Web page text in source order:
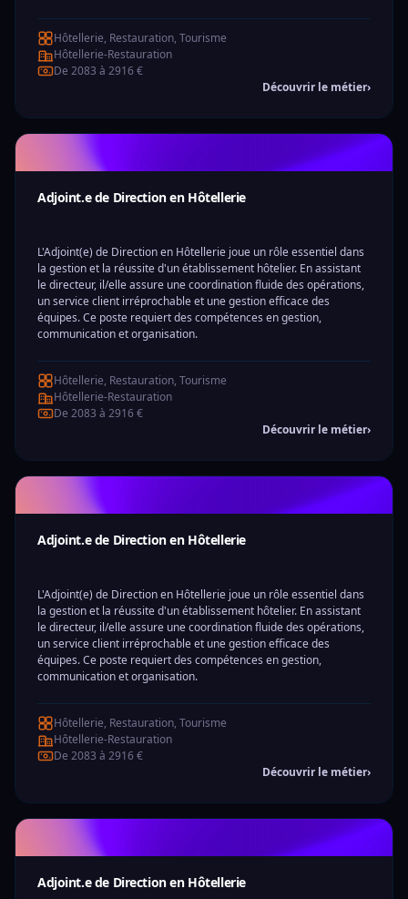
Hôtellerie, Restauration, Tourisme
Hôtellerie-Restauration
De 2083 à 2916 €
Découvrir le métier›
Adjoint.e de Direction en Hôtellerie
L'Adjoint(e) de Direction en Hôtellerie joue un rôle essentiel dans
la gestion et la réussite d'un établissement hôtelier. En assistant
le directeur, il/elle assure une coordination fluide des opérations,
un service client irréprochable et une gestion efficace des
équipes. Ce poste requiert des compétences en gestion,
communication et organisation.
Hôtellerie, Restauration, Tourisme
Hôtellerie-Restauration
De 2083 à 2916 €
Découvrir le métier›
Adjoint.e de Direction en Hôtellerie
L'Adjoint(e) de Direction en Hôtellerie joue un rôle essentiel dans
la gestion et la réussite d'un établissement hôtelier. En assistant
le directeur, il/elle assure une coordination fluide des opérations,
un service client irréprochable et une gestion efficace des
équipes. Ce poste requiert des compétences en gestion,
communication et organisation.
Hôtellerie, Restauration, Tourisme
Hôtellerie-Restauration
De 2083 à 2916 €
Découvrir le métier›
Adjoint.e de Direction en Hôtellerie